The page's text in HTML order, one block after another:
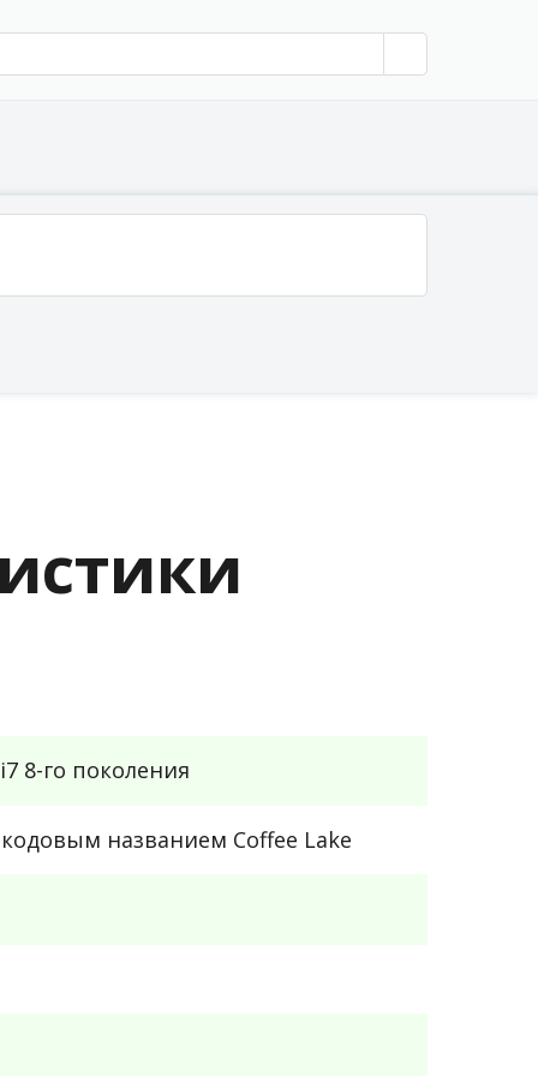
8-го поколения
названием Coffee Lake